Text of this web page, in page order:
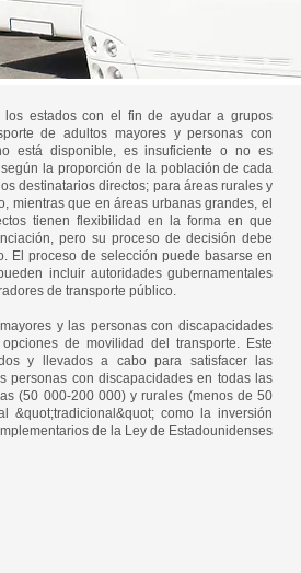
los estados con el fin de ayudar a grupos
de adultos mayores y personas con
está disponible, es insuficiente o no es
la proporción de la población de cada
destinatarios directos; para áreas rurales y
mientras que en áreas urbanas grandes, el
tienen flexibilidad en la forma en que
pero su proceso de decisión debe
El proceso de selección puede basarse en
incluir autoridades gubernamentales
de transporte público.
y las personas con discapacidades
de movilidad del transporte. Este
y llevados a cabo para satisfacer las
personas con discapacidades en todas las
(50 000-200 000) y rurales (menos de 50
como la inversión
de la Ley de Estadounidenses